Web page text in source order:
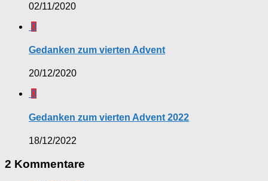
02/11/2020
0
Gedanken zum vierten Advent
20/12/2020
0
Gedanken zum vierten Advent 2022
18/12/2022
2 Kommentare